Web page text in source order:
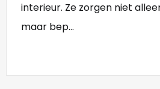
interieur. Ze zorgen niet
maar bep...